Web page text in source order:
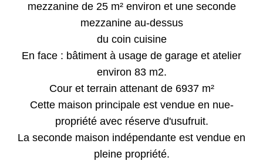
mezzanine de 25 m² environ et une seconde
mezzanine au-dessus
du coin cuisine
En face : bâtiment à usage de garage et atelier
environ 83 m2.
Cour et terrain attenant de 6937 m²
Cette maison principale est vendue en nue-
propriété avec réserve d'usufruit.
La seconde maison indépendante est vendue en
pleine propriété.